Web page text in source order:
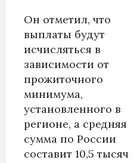
Он отметил, что
выплаты будут
исчисляться в
зависимости от
прожиточного
минимума,
установленного в
регионе, а средняя
сумма по России
составит 10,5 тысяч